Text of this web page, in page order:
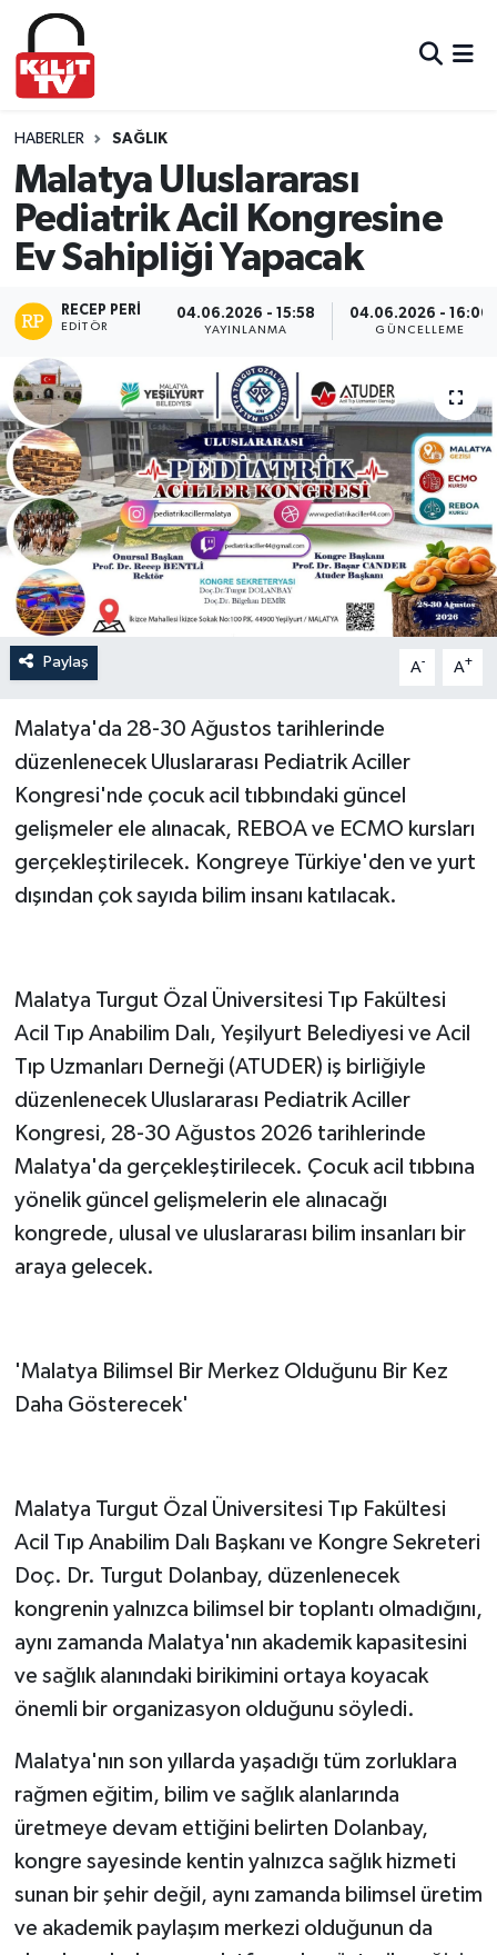
HABERLER SAĞLIK
Malatya Uluslararası
Pediatrik Acil Kongresine
Ev Sahipliği Yapacak
RECEP PERI
EDITÖR
04.06.2026 - 15:58
YAYINLANMA
04.06.2026 - 16:00
GÜNCELLEME
Paylaş A- A+
Malatya'da 28-30 Ağustos tarihlerinde
düzenlenecek Uluslararası Pediatrik Aciller
Kongresi'nde çocuk acil tıbbındaki güncel
gelişmeler ele alınacak, REBOA ve ECMO kursları
gerçekleştirilecek. Kongreye Türkiye'den ve yurt
dışından çok sayıda bilim insanı katılacak.
Malatya Turgut Özal Üniversitesi Tıp Fakültesi
Acil Tıp Anabilim Dalı, Yeşilyurt Belediyesi ve Acil
Tıp Uzmanları Derneği (ATUDER) iş birliğiyle
düzenlenecek Uluslararası Pediatrik Aciller
Kongresi, 28-30 Ağustos 2026 tarihlerinde
Malatya'da gerçekleştirilecek. Çocuk acil tıbbına
yönelik güncel gelişmelerin ele alınacağı
kongrede, ulusal ve uluslararası bilim insanları bir
araya gelecek.
'Malatya Bilimsel Bir Merkez Olduğunu Bir Kez
Daha Gösterecek'
Malatya Turgut Özal Üniversitesi Tıp Fakültesi
Acil Tıp Anabilim Dalı Başkanı ve Kongre Sekreteri
Doç. Dr. Turgut Dolanbay, düzenlenecek
kongrenin yalnızca bilimsel bir toplantı olmadığını,
aynı zamanda Malatya'nın akademik kapasitesini
ve sağlık alanındaki birikimini ortaya koyacak
önemli bir organizasyon olduğunu söyledi.
Malatya'nın son yıllarda yaşadığı tüm zorluklara
rağmen eğitim, bilim ve sağlık alanlarında
üretmeye devam ettiğini belirten Dolanbay,
kongre sayesinde kentin yalnızca sağlık hizmeti
sunan bir şehir değil, aynı zamanda bilimsel üretim
ve akademik paylaşım merkezi olduğunun da
Hava Durumu
Trafik Durumu
Süper Lig Puan Durumu ve Fikstür
Tüm Manşetler
Son Dakika Haberleri
Haber Arşivi